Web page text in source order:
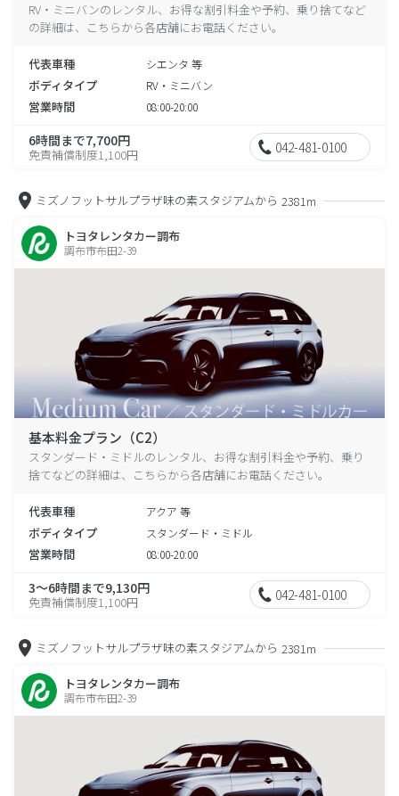
RV・ミニバンのレンタル、お得な割引料金や予約、乗り捨てなど
の詳細は、こちらから各店舗にお電話ください。
代表車種 シエンタ 等
ボディタイプ RV・ミニバン
営業時間 08:00-20:00
6時間まで7,700円
免責補償制度1,100円 042-481-0100
ミズノフットサルプラザ味の素スタジアムから 2381m
トヨタレンタカー調布
調布市布田2-39
基本料金プラン（C2）
スタンダード・ミドルのレンタル、お得な割引料金や予約、乗り
捨てなどの詳細は、こちらから各店舗にお電話ください。
代表車種 アクア 等
ボディタイプ スタンダード・ミドル
営業時間 08:00-20:00
3～6時間まで9,130円
免責補償制度1,100円 042-481-0100
ミズノフットサルプラザ味の素スタジアムから 2381m
トヨタレンタカー調布
調布市布田2-39